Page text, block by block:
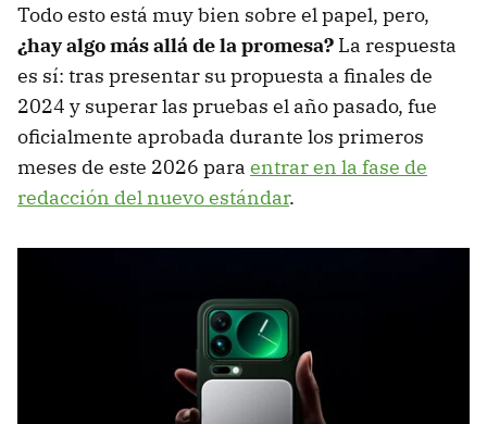
Todo esto está muy bien sobre el papel, pero,
¿hay algo más allá de la promesa? La respuesta
es sí: tras presentar su propuesta a finales de
2024 y superar las pruebas el año pasado, fue
oficialmente aprobada durante los primeros
meses de este 2026 para entrar en la fase de
redacción del nuevo estándar.